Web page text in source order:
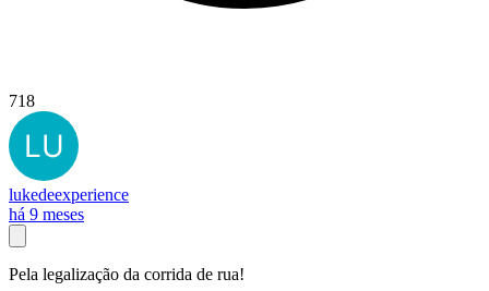
718
lukedeexperience
há 9 meses
Pela legalização da corrida de rua!